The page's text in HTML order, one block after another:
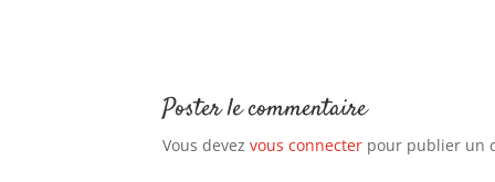
Poster le commentaire
Vous devez vous connecter pour publier un